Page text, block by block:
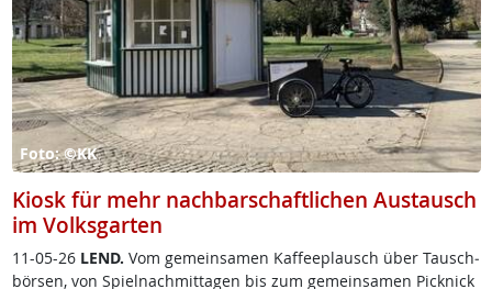
Foto: ©KK
Kiosk für mehr nachbarschaftlichen Austausch
im Volksgarten
11-05-26 LEND. Vom ge­mein­sa­men Kaf­fee­plausch über Tausch­
bör­sen, von Spiel­nach­mit­ta­gen bis zum ge­mein­sa­men Pick­nick